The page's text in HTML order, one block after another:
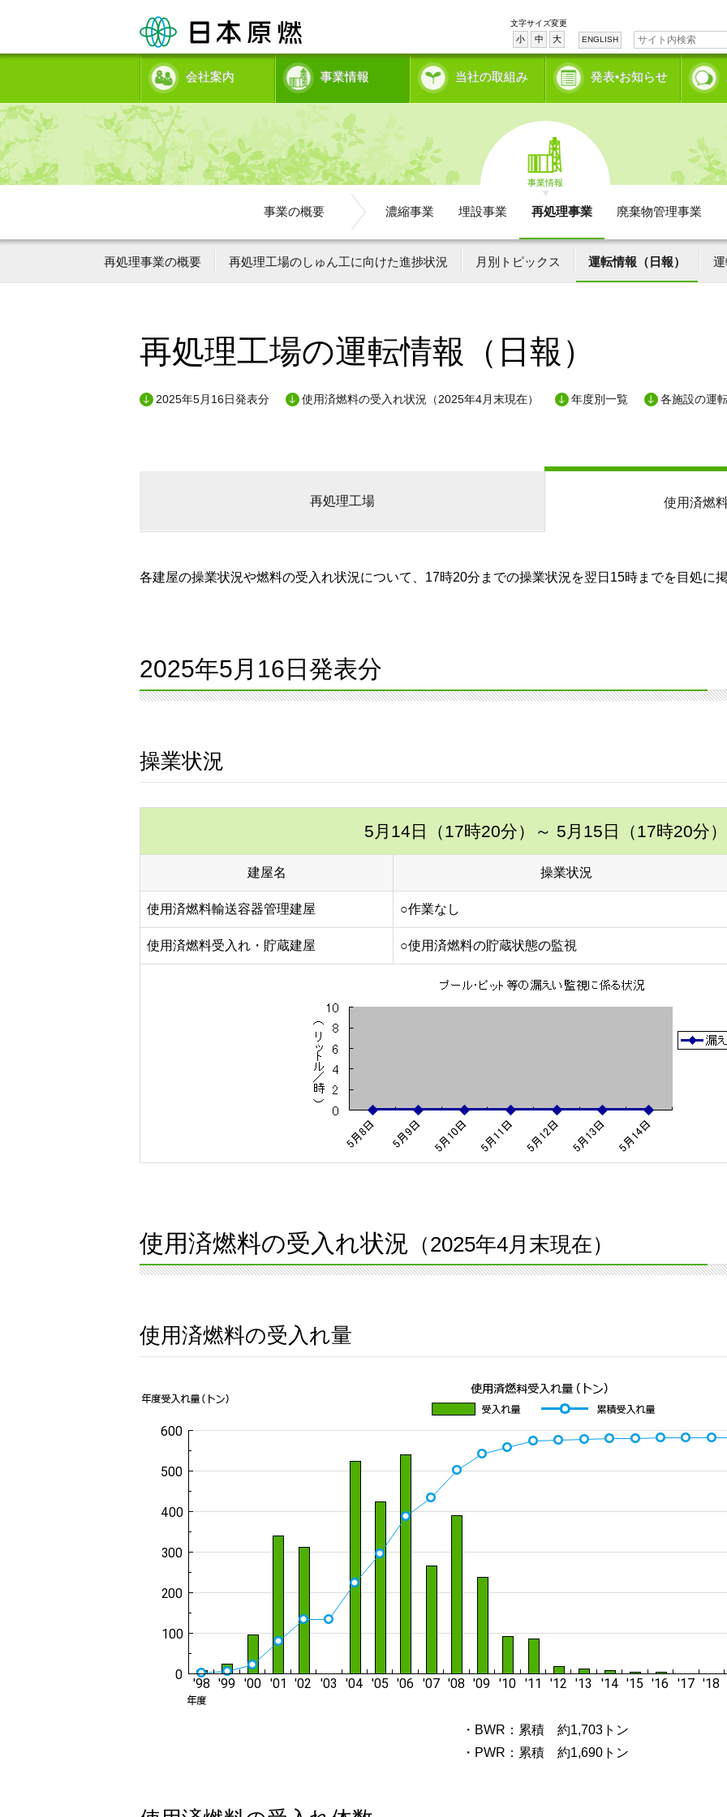
文字サイズ変更
小 中 大 ENGLISH
会社案内 事業情報 当社の取組み 発表•お知らせ
事業情報
事業の概要 濃縮事業 埋設事業 再処理事業 廃棄物管理事業
再処理事業の概要 再処理工場のしゅん工に向けた進捗状況 月別トピックス 運転情報（日報）
再処理工場の運転情報（日報）
2025年5月16日発表分 使用済燃料の受入れ状況（2025年4月末現在） 年度別一覧 各施設の運
再処理工場 使用済燃
各建屋の操業状況や燃料の受入れ状況について、17時20分までの操業状況を翌日15時までを目処に
2025年5月16日発表分
操業状況
5月14日（17時20分） ～ 5月15日（17時20分）
建屋名 操業状況
使用済燃料輸送容器管理建屋 ○作業なし
使用済燃料受入れ・貯蔵建屋 ○使用済燃料の貯蔵状態の監視
使用済燃料の受入れ状況 （2025年4月末現在）
使用済燃料の受入れ量
・BWR：累積 約1,703トン
・PWR：累積 約1,690トン